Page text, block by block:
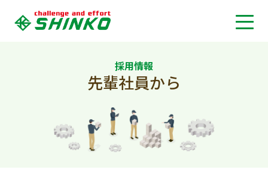
採用情報
先輩社員から